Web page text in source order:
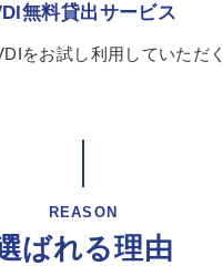
無料貸出サービス
をお試し利用していただ
REASON
ばれる理由